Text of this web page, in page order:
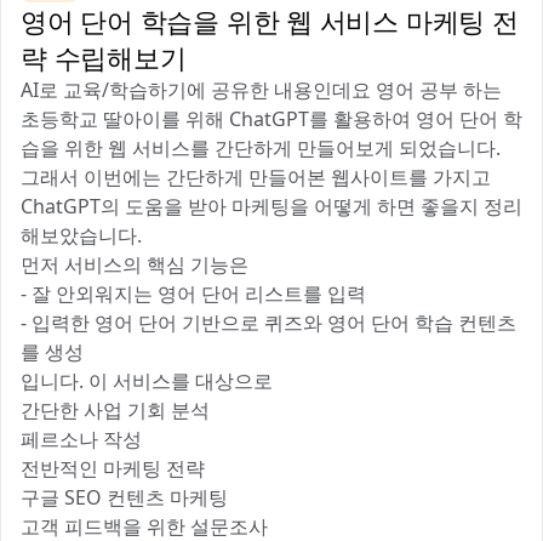
영어 단어 학습을 위한 웹 서비스 마케팅 전
략 수립해보기
AI로 교육/학습하기에 공유한 내용인데요 영어 공부 하는
초등학교 딸아이를 위해 ChatGPT를 활용하여 영어 단어 학
습을 위한 웹 서비스를 간단하게 만들어보게 되었습니다.
그래서 이번에는 간단하게 만들어본 웹사이트를 가지고
ChatGPT의 도움을 받아 마케팅을 어떻게 하면 좋을지 정리
해보았습니다.
먼저 서비스의 핵심 기능은
- 잘 안외워지는 영어 단어 리스트를 입력
- 입력한 영어 단어 기반으로 퀴즈와 영어 단어 학습 컨텐츠
를 생성
입니다. 이 서비스를 대상으로
간단한 사업 기회 분석
페르소나 작성
전반적인 마케팅 전략
구글 SEO 컨텐츠 마케팅
고객 피드백을 위한 설문조사